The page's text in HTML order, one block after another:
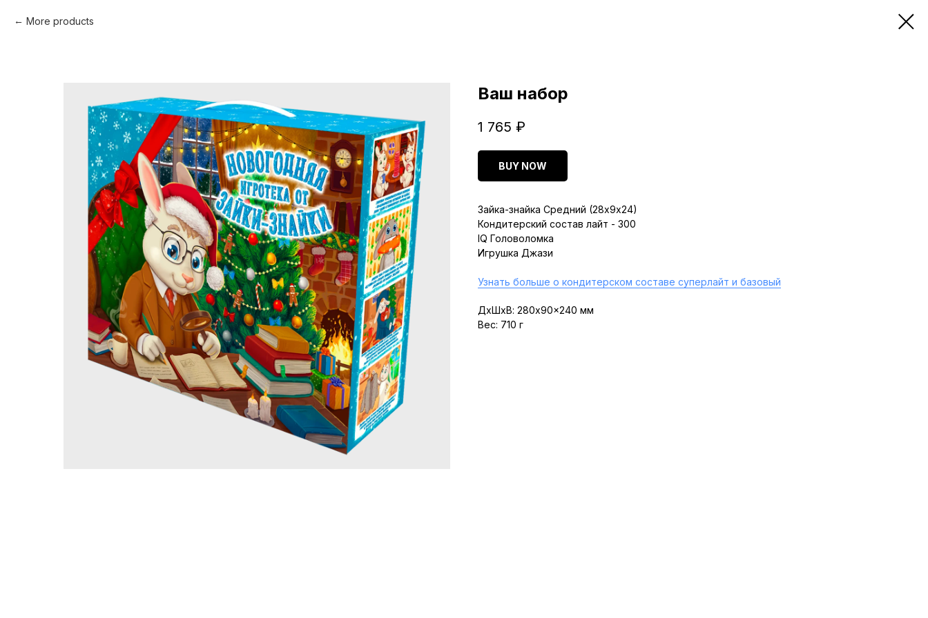
More products
Ваш набор
1 765 ₽
BUY NOW
Зайка-знайка Средний (28х9х24)
Кондитерский состав лайт - 300
IQ Головоломка
Игрушка Джази
Узнать больше о кондитерском составе суперлайт и базовый
ДxШxВ: 280x90x240 мм
Вес: 710 г